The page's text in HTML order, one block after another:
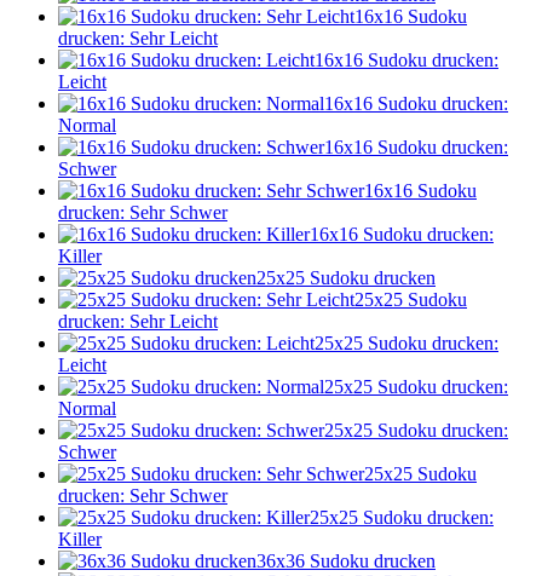
16x16 Sudoku
drucken: Sehr Leicht
16x16 Sudoku drucken:
Leicht
16x16 Sudoku drucken:
Normal
16x16 Sudoku drucken:
Schwer
16x16 Sudoku
drucken: Sehr Schwer
16x16 Sudoku drucken:
Killer
25x25 Sudoku drucken
25x25 Sudoku
drucken: Sehr Leicht
25x25 Sudoku drucken:
Leicht
25x25 Sudoku drucken:
Normal
25x25 Sudoku drucken:
Schwer
25x25 Sudoku
drucken: Sehr Schwer
25x25 Sudoku drucken:
Killer
36x36 Sudoku drucken